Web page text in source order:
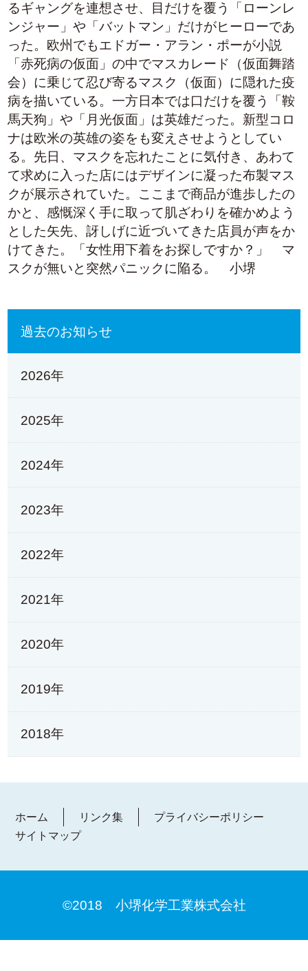
お問い合わせ
るギャングを連想させ、目だけを覆う「ローンレ
ンジャー」や「バットマン」だけがヒーローであ
った。欧州でもエドガー・アラン・ポーが小説
「赤死病の仮面」の中でマスカレード（仮面舞踏
会）に乗じて忍び寄るマスク（仮面）に隠れた疫
病を描いている。一方日本では口だけを覆う「鞍
馬天狗」や「月光仮面」は英雄だった。新型コロ
ナは欧米の英雄の姿をも変えさせようとしてい
る。先日、マスクを忘れたことに気付き、あわて
て求めに入った店にはデザインに凝った布製マス
クが展示されていた。ここまで商品が進歩したの
かと、感慨深く手に取って肌ざわりを確かめよう
とした矢先、訝しげに近づいてきた店員が声をか
けてきた。「女性用下着をお探しですか？」 マ
スクが無いと突然パニックに陥る。 小堺
過去のお知らせ
2026年
2025年
2024年
2023年
2022年
2021年
2020年
2019年
2018年
ホーム リンク集
プライバシーポリシー
サイトマップ
©2018 小堺化学工業株式会社